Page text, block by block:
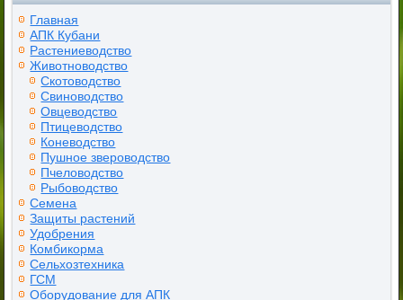
Главная
АПК Кубани
Растениеводство
Животноводство
Скотоводство
Свиноводство
Овцеводство
Птицеводство
Коневодство
Пушное звероводство
Пчеловодство
Рыбоводство
Семена
Защиты растений
Удобрения
Комбикорма
Сельхозтехника
ГСМ
Оборудование для АПК